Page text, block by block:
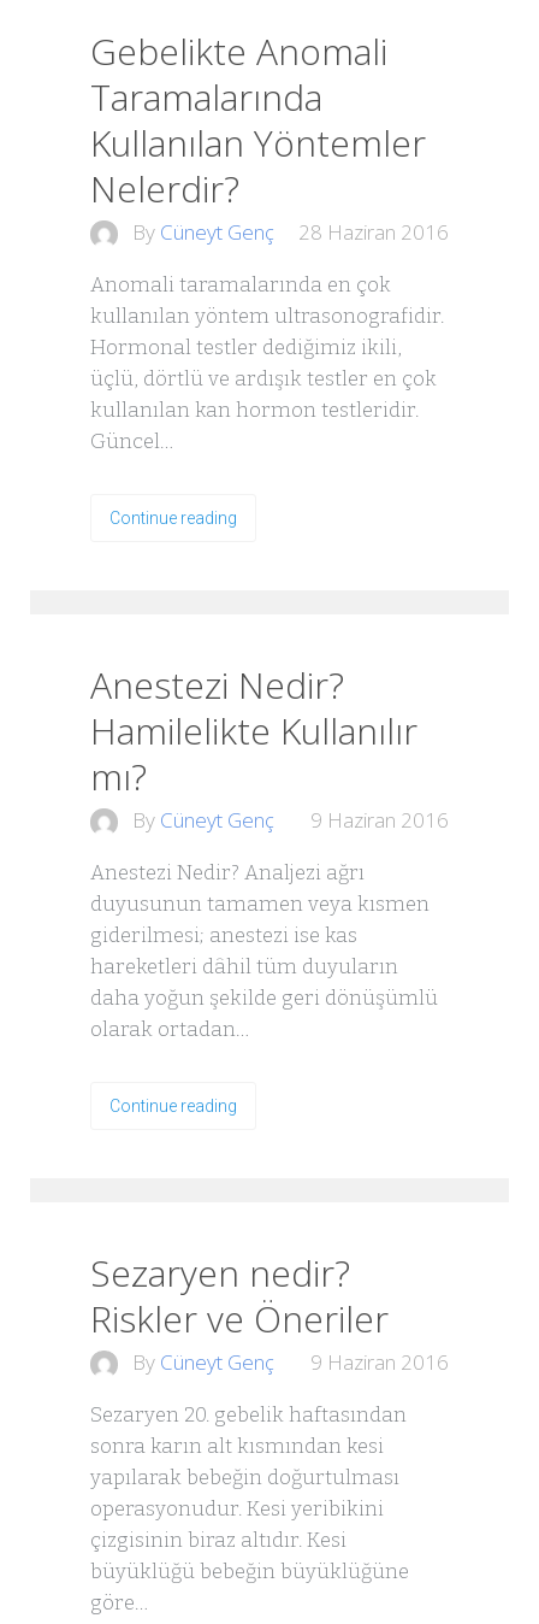
Gebelikte Anomali
Taramalarında
Kullanılan Yöntemler
Nelerdir?
By Cüneyt Genç 28 Haziran 2016
Anomali taramalarında en çok
kullanılan yöntem ultrasonografidir.
Hormonal testler dediğimiz ikili,
üçlü, dörtlü ve ardışık testler en çok
kullanılan kan hormon testleridir.
Güncel…
Continue reading
Anestezi Nedir?
Hamilelikte Kullanılır
mı?
By Cüneyt Genç 9 Haziran 2016
Anestezi Nedir? Analjezi ağrı
duyusunun tamamen veya kısmen
giderilmesi; anestezi ise kas
hareketleri dâhil tüm duyuların
daha yoğun şekilde geri dönüşümlü
olarak ortadan…
Continue reading
Sezaryen nedir?
Riskler ve Öneriler
By Cüneyt Genç 9 Haziran 2016
Sezaryen 20. gebelik haftasından
sonra karın alt kısmından kesi
yapılarak bebeğin doğurtulması
operasyonudur. Kesi yeribikini
çizgisinin biraz altıdır. Kesi
büyüklüğü bebeğin büyüklüğüne
göre…